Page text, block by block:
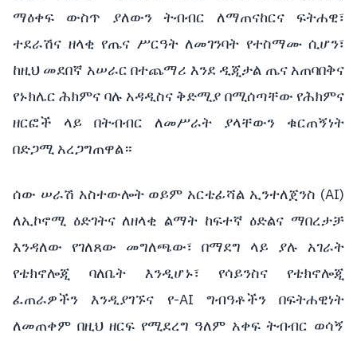
ማዕቀፍ ውስጥ ያለውን ትብብር ለማጠናከርና ፍትሐዊ፣
ተደራሽና ዘላቂ የጤና ሥርዓት ለመገንባት የተስማሙ ሲሆን፣
ከዚህ መደበኛ አሠራር በተጨማሪ እንደ ዲጂታል ጤና አጠባበቅና
የኑክሌር ሕክምና ባሉ አዳዲስና ቅድሚያ በሚሰጣቸው የሕክምና
ዘርፎች ላይ በትብብር ለመሥራት ያላቸውን ቁርጠኝነት
በድጋሚ አረጋግጠዋል።
ሰው ሠራሽ አስተውሎት ወይም አርቴፊሻል ኢንተለጀንስ (AI)
ለኢኮኖሚ ዕድገትና ለዘላቂ ልማት ከፍተኛ ዕድልና ማበረታቻ
እንዳለው የገለጸው መግለጫው፣ በማደግ ላይ ያሉ አገራት
የቴክኖሎጂ ባለቤት እንዲሆኑ፣ የሳይንስና የቴክኖሎጂ
ፈጠራዎችን እንዲያገኙና የ-AI ግብዓቶችን በፍትሐዊነት
ለመጠቀም በዚህ ዘርፍ የሚደረግ ዓለም አቀፍ ትብብር ወሳኝ